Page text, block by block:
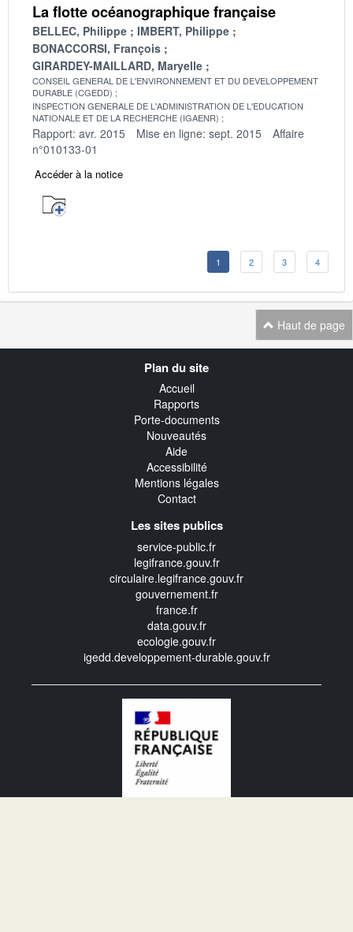
La flotte océanographique française
BELLEC, Philippe
IMBERT, Philippe
BONACCORSI, François
GIRARDEY-MAILLARD, Maryelle
CONSEIL GENERAL DE L'ENVIRONNEMENT ET DU DEVELOPPEMENT
DURABLE (CGEDD)
INSPECTION GENERALE DE L'ADMINISTRATION DE L'EDUCATION
NATIONALE ET DE LA RECHERCHE (IGAENR)
Rapport: avr. 2015 Mise en ligne: sept. 2015
Affaire
n°010133-01
Accéder à la notice
1 2 3 4
Haut de page
Plan du site
Accueil
Rapports
Porte-documents
Nouveautés
Aide
Accessibilité
Mentions légales
Contact
Les sites publics
service-public.fr
legifrance.gouv.fr
circulaire.legifrance.gouv.fr
gouvernement.fr
france.fr
data.gouv.fr
ecologie.gouv.fr
igedd.developpement-durable.gouv.fr